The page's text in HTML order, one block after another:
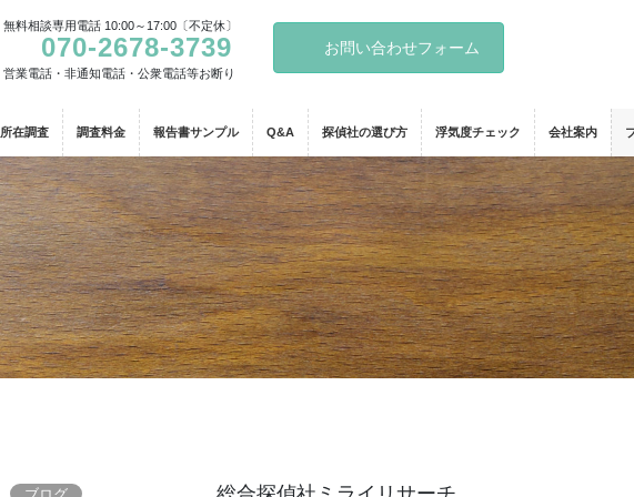
無料相談専用電話 10:00～17:00〔不定休〕
070-2678-3739
営業電話・非通知電話・公衆電話等お断り
お問い合わせフォーム
所在調査 調査料金 報告書サンプル Q&A 探偵社の選び方 浮気度チェック 会社案内